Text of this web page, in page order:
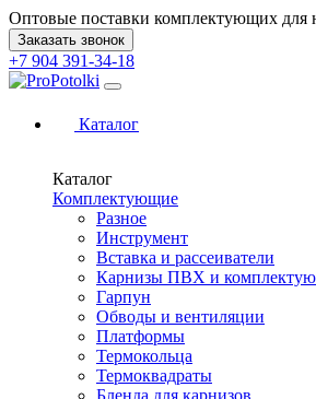
Оптовые поставки комплектующих для
Заказать звонок
+7 904 391-34-18
Каталог
Каталог
Комплектующие
Разное
Инструмент
Вставка и рассеиватели
Карнизы ПВХ и
Гарпун
Обводы и вентиляции
Платформы
Термокольца
Термоквадраты
Бленда для карнизов